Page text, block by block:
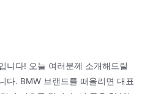
니다! 오늘 여러분께 소개해드릴
다. BMW 브랜드를 떠올리면 대표